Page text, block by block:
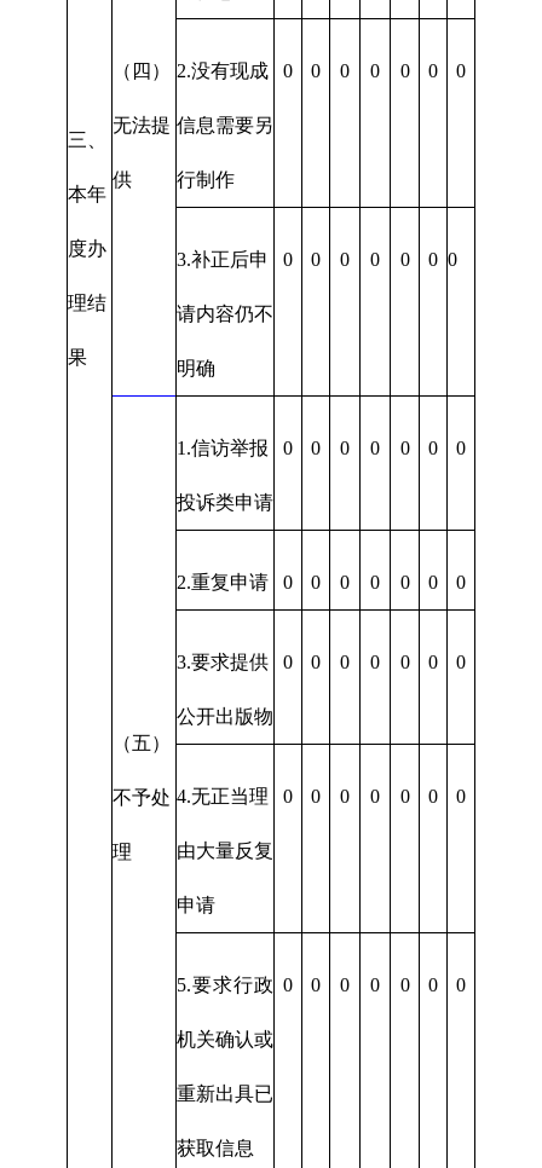
三、
本年
度办
理结
果
（四）
无法提
供
2.没有现成
信息需要另
行制作
0 0 0 0 0 0 0
3.补正后申
请内容仍不
明确
0 0 0 0 0 0 0
（五）
不予处
理
1.信访举报
投诉类申请
0 0 0 0 0 0 0
2.重复申请 0 0 0 0 0 0 0
3.要求提供
公开出版物
0 0 0 0 0 0 0
4.无正当理
由大量反复
申请
0 0 0 0 0 0 0
5.要求行政
机关确认或
重新出具已
获取信息
0 0 0 0 0 0 0